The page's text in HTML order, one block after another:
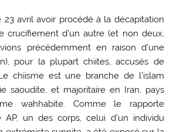
23 avril avoir procédé à la décapitation
crucifiement d’un autre (et non deux,
précédemment en raison d’une
pour la plupart chiites, accusés de
chiisme est une branche de l’islam
saoudite, et majoritaire en Iran, pays
wahhabite. Comme le rapporte
AP, un des corps, celui d’un individu